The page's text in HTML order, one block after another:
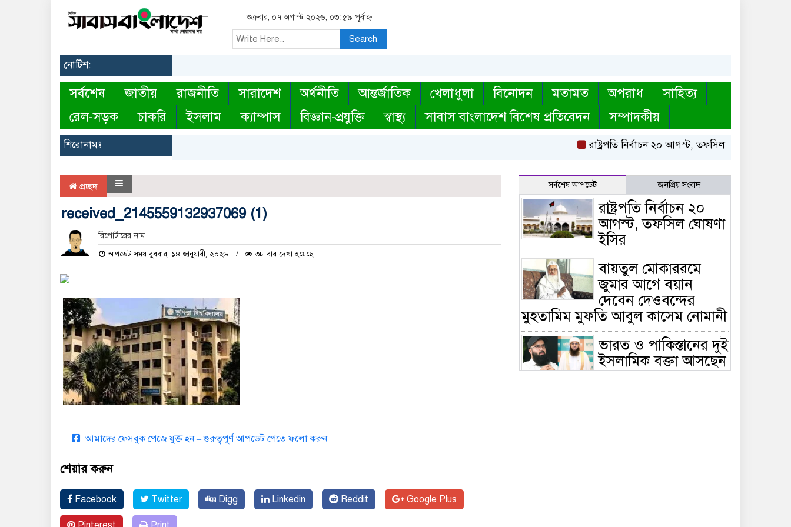
শুক্রবার, ০৭ অগাস্ট ২০২৬, ০৩:৫৯ পূর্বাহ্ন
Search
নোটিশ:
সর্বশেষ জাতীয় রাজনীতি সারাদেশ অর্থনীতি আন্তর্জাতিক খেলাধুলা বিনোদন মতামত অপরাধ
সাহিত্য
রেল-সড়ক
চাকরি ইসলাম ক্যাম্পাস বিজ্ঞান-প্রযুক্তি স্বাস্থ্য সাবাস বাংলাদেশ বিশেষ প্রতিবেদন সম্পাদকীয়
শিরোনামঃ রাষ্ট্রপতি নির্বাচন ২০ আগস্ট, তফসিল ঘোষণা ইসির
প্রচ্ছদ
received_2145559132937069 (1)
রিপোর্টারের নাম
আপডেট সময় বুধবার, ১৪ জানুয়ারী, ২০২৬ ৩৮ বার দেখা হয়েছে
আমাদের ফেসবুক পেজে যুক্ত হন – গুরুত্বপূর্ণ আপডেট পেতে ফলো করুন
শেয়ার করুন
Facebook Twitter Digg Linkedin Reddit Google Plus
সর্বশেষ আপডেট জনপ্রিয় সংবাদ
রাষ্ট্রপতি নির্বাচন ২০
আগস্ট, তফসিল ঘোষণা
ইসির
বায়তুল মোকাররমে
জুমার আগে বয়ান
দেবেন দেওবন্দের
মুহতামিম মুফতি আবুল কাসেম নোমানী
ভারত ও পাকিস্তানের দুই
ইসলামিক বক্তা আসছেন
বাংলাদেশে, ঢাকা-